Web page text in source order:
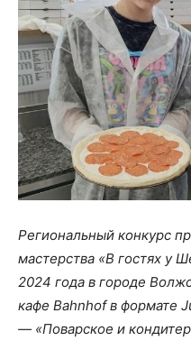
Региональный конкурс
мастерства «В гостях у
2024 года в городе
кафе Bahnhof в формате
— «Поварское и